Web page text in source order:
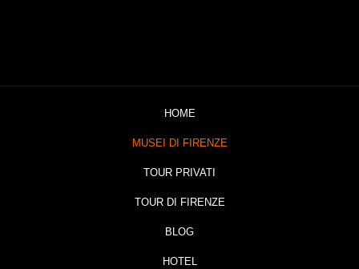
HOME
MUSEI DI FIRENZE
TOUR PRIVATI
TOUR DI FIRENZE
BLOG
HOTEL